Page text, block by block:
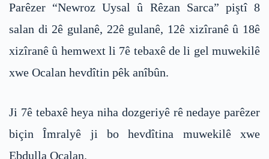
Parêzer “Newroz Uysal û Rêzan Sarca” piştî 8
salan di 2ê gulanê, 22ê gulanê, 12ê xizîranê û 18ê
xizîranê û hemwext li 7ê tebaxê de li gel muwekilê
xwe Ocalan hevdîtin pêk anîbûn.
Ji 7ê tebaxê heya niha dozgeriyê rê nedaye parêzer
biçin Îmralyê ji bo hevdîtina muwekilê xwe
Ebdulla Ocalan.